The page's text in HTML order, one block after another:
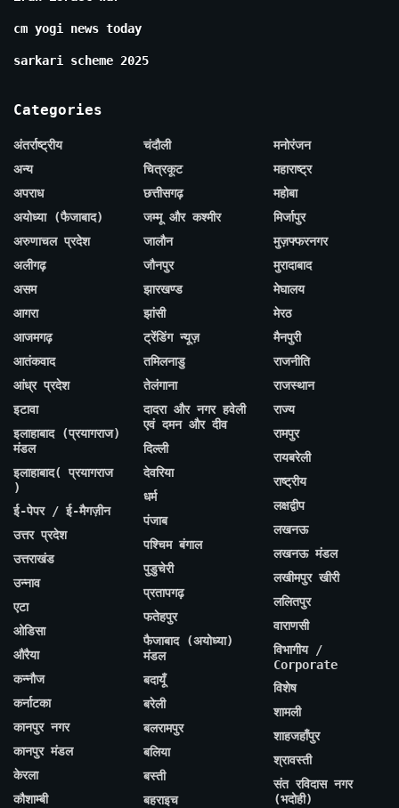
cm yogi news today
sarkari scheme 2025
Categories
अंतर्राष्ट्रीय
अन्य
अपराध
अयोध्या (फैजाबाद)
अरुणाचल प्रदेश
अलीगढ़
असम
आगरा
आजमगढ़
आतंकवाद
आंध्र प्रदेश
इटावा
इलाहाबाद (प्रयागराज)
मंडल
इलाहाबाद( प्रयागराज
)
ई-पेपर / ई-मैगज़ीन
उत्तर प्रदेश
उत्तराखंड
उन्नाव
एटा
ओडिसा
औरैया
कन्नौज
कर्नाटका
कानपुर नगर
कानपुर मंडल
केरला
कौशाम्बी
चंदौली
चित्रकूट
छत्तीसगढ़
जम्मू और कश्मीर
जालौन
जौनपुर
झारखण्ड
झांसी
ट्रेंडिंग न्यूज़
तमिलनाडु
तेलंगाना
दादरा और नगर हवेली
एवं दमन और दीव
दिल्ली
देवरिया
धर्म
पंजाब
पश्चिम बंगाल
पुडुचेरी
प्रतापगढ़
फतेहपुर
फैजाबाद (अयोध्या)
मंडल
बदायूँ
बरेली
बलरामपुर
बलिया
बस्ती
बहराइच
मनोरंजन
महाराष्ट्र
महोबा
मिर्जापुर
मुज़फ्फरनगर
मुरादाबाद
मेघालय
मेरठ
मैनपुरी
राजनीति
राजस्थान
राज्य
रामपुर
रायबरेली
राष्ट्रीय
लक्षद्वीप
लखनऊ
लखनऊ मंडल
लखीमपुर खीरी
ललितपुर
वाराणसी
विभागीय /
Corporate
विशेष
शामली
शाहजहाँपुर
श्रावस्ती
संत रविदास नगर
(भदोही)